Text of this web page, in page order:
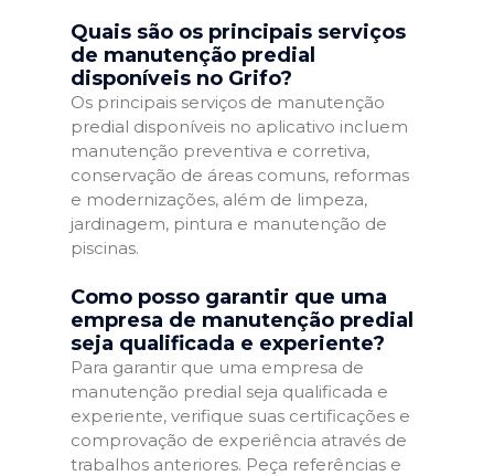
Quais são os principais serviços
de manutenção predial
disponíveis no Grifo?
Os principais serviços de manutenção
predial disponíveis no aplicativo incluem
manutenção preventiva e corretiva,
conservação de áreas comuns, reformas
e modernizações, além de limpeza,
jardinagem, pintura e manutenção de
piscinas.
Como posso garantir que uma
empresa de manutenção predial
seja qualificada e experiente?
Para garantir que uma empresa de
manutenção predial seja qualificada e
experiente, verifique suas certificações e
comprovação de experiência através de
trabalhos anteriores. Peça referências e